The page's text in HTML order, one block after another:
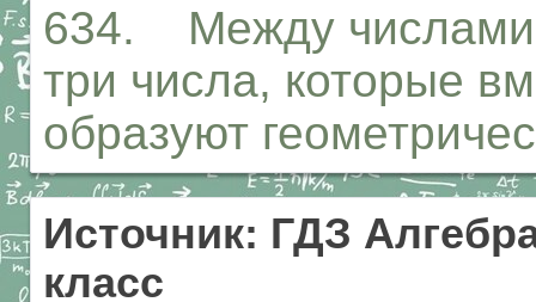
634. Между числами
три числа, которые
образуют
Источник: ГДЗ
класс